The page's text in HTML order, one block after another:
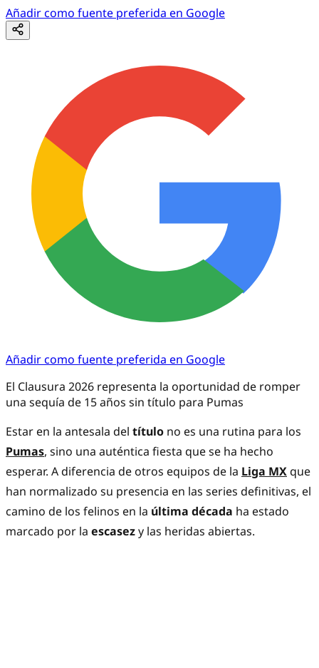
Añadir como fuente preferida en Google
Añadir como fuente preferida en Google
El Clausura 2026 representa la oportunidad de romper
una sequía de 15 años sin título para Pumas
Estar en la antesala del título no es una rutina para los
Pumas, sino una auténtica fiesta que se ha hecho
esperar. A diferencia de otros equipos de la Liga MXque
han normalizado su presencia en las series definitivas, el
camino de los felinos en la última década ha estado
marcado por la escasezy las heridas abiertas.